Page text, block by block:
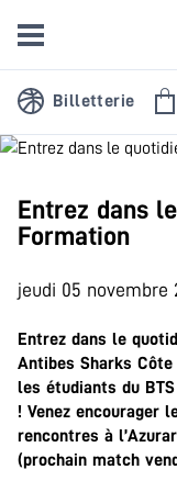
Billetterie
Entrez dans
Formation
jeudi 05 novembre
Entrez dans le
Antibes Sharks
les étudiants du
! Venez encourager
rencontres à
(prochain match